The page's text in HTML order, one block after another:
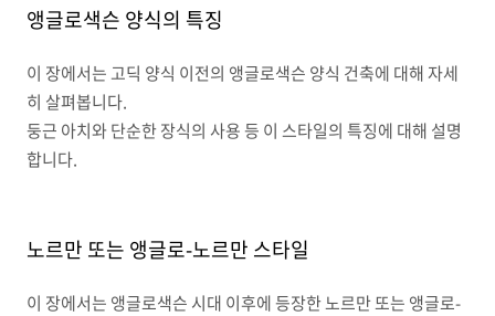
앵글로색슨 양식의 특징
이 장에서는 고딕 양식 이전의 앵글로색슨 양식 건축에 대해 자세
히 살펴봅니다.
둥근 아치와 단순한 장식의 사용 등 이 스타일의 특징에 대해 설명
합니다.
노르만 또는 앵글로-노르만 스타일
이 장에서는 앵글로색슨 시대 이후에 등장한 노르만 또는 앵글로-